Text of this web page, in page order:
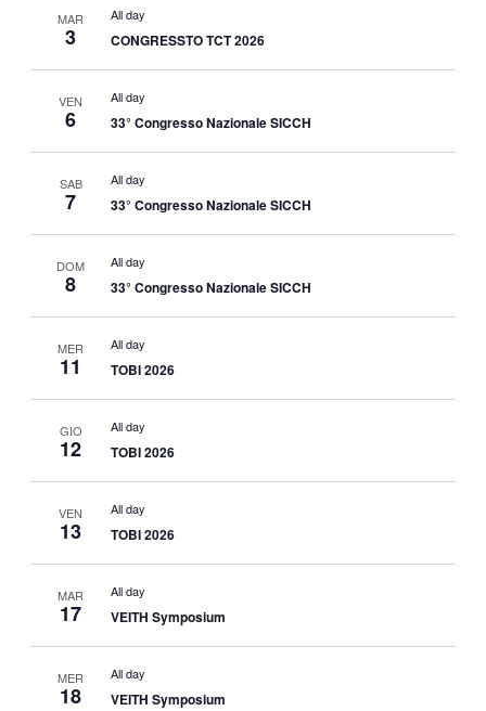
MAR
3
All day
CONGRESSTO TCT 2026
VEN
6
All day
33° Congresso Nazionale SICCH
SAB
7
All day
33° Congresso Nazionale SICCH
DOM
8
All day
33° Congresso Nazionale SICCH
MER
11
All day
TOBI 2026
GIO
12
All day
TOBI 2026
VEN
13
All day
TOBI 2026
MAR
17
All day
VEITH Symposium
MER
18
All day
VEITH Symposium